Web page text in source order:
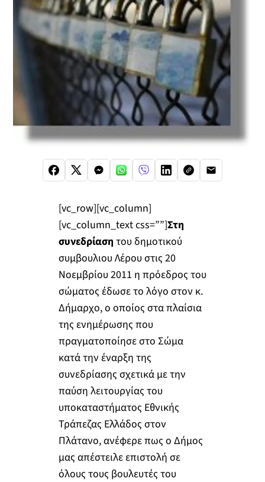
[vc_row][vc_column]
[vc_column_text css=””]Στη
συνεδρίαση του δημοτικού
συμβουλιου Λέρου στις 20
Νοεμβρίου 2011 η πρόεδρος του
σώματος έδωσε το λόγο στον κ.
Δήμαρχο, ο οποίος στα πλαίσια
της ενημέρωσης που
πραγματοποίησε στο Σώμα
κατά την έναρξη της
συνεδρίασης σχετικά με την
παύση λειτουργίας του
υποκαταστήματος Εθνικής
Τράπεζας Ελλάδος στον
Πλάτανο, ανέφερε πως ο Δήμος
μας απέστειλε επιστολή σε
όλους τους βουλευτές του